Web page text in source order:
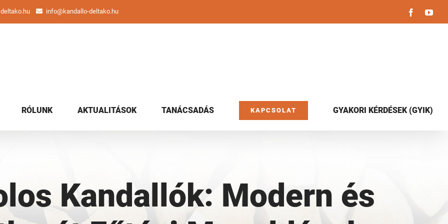
info@kandallo-deltako.hu Facebook
RÓLUNK AKTUALITÁSOK TANÁCSADÁS KAPCSOLAT GYAKORI KÉRDÉSEK (GYIK)
Kandallók: Modern és